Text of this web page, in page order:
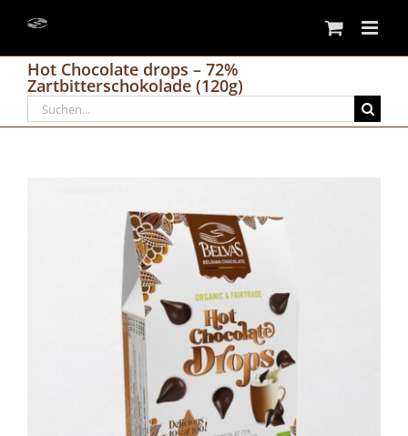
Hot Chocolate drops – 72%
Zartbitterschokolade (120g)
Search
for: